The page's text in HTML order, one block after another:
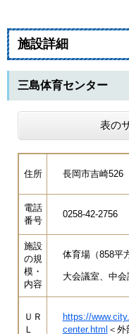
施設詳細
三島体育センター
表の
住所 長岡市吉崎526
電話
番号
0258-42-2756
施設
の規
模・
内容
体育場（858平
大会議室、中
ＵＲ
Ｌ
https://
center.html ＜外